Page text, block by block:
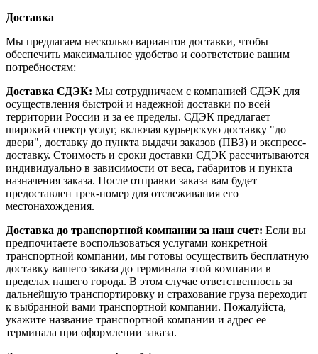
Доставка
Мы предлагаем несколько вариантов доставки, чтобы
обеспечить максимальное удобство и соответствие вашим
потребностям:
Доставка СДЭК: Мы сотрудничаем с компанией СДЭК для
осуществления быстрой и надежной доставки по всей
территории России и за ее пределы. СДЭК предлагает
широкий спектр услуг, включая курьерскую доставку "до
двери", доставку до пункта выдачи заказов (ПВЗ) и экспресс-
доставку. Стоимость и сроки доставки СДЭК рассчитываются
индивидуально в зависимости от веса, габаритов и пункта
назначения заказа. После отправки заказа вам будет
предоставлен трек-номер для отслеживания его
местонахождения.
Доставка до транспортной компании за наш счет: Если вы
предпочитаете воспользоваться услугами конкретной
транспортной компании, мы готовы осуществить бесплатную
доставку вашего заказа до терминала этой компании в
пределах нашего города. В этом случае ответственность за
дальнейшую транспортировку и страхование груза переходит
к выбранной вами транспортной компании. Пожалуйста,
укажите название транспортной компании и адрес ее
терминала при оформлении заказа.